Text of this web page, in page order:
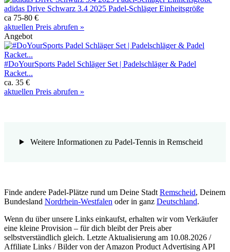
adidas Drive Schwarz 3.4 2025 Padel-Schläger Einheitsgröße
ca 75-80 €
aktuellen Preis abrufen »
Angebot
#DoYourSports Padel Schläger Set | Padelschläger & Padel
Racket...
ca. 35 €
aktuellen Preis abrufen »
Weitere Informationen zu Padel-Tennis in Remscheid
Finde andere Padel-Plätze rund um Deine Stadt Remscheid, Deinem
Bundesland Nordrhein-Westfalen oder in ganz Deutschland.
Wenn du über unsere Links einkaufst, erhalten wir vom Verkäufer
eine kleine Provision – für dich bleibt der Preis aber
selbstverständlich gleich. Letzte Aktualisierung am 10.08.2026 /
Affiliate Links / Bilder von der Amazon Product Advertising API